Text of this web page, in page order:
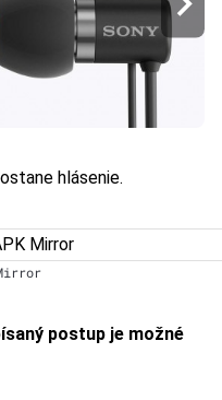
hlásenie.
postup je možné